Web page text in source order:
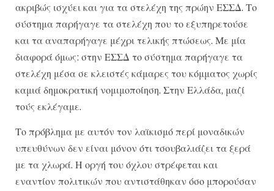
ακριβώς ισχύει και για τα στελέχη της πρώην ΕΣΣΔ. Το
σύστημα παρήγαγε τα στελέχη που το εξυπηρετούσε
και τα αναπαρήγαγε μέχρι τελικής πτώσεως. Με μία
διαφορά όμως: στην ΕΣΣΔ το σύστημα παρήγαγε τα
στελέχη μέσα σε κλειστές κάμαρες του κόμματος χωρίς
καμιά δημοκρατική νομιμοποίηση. Στην Ελλάδα, μαζί
τούς εκλέγαμε.
Το πρόβλημα με αυτόν τον λαϊκισμό περί μοναδικών
υπευθύνων δεν είναι μόνον ότι τσουβαλιάζει τα ξερά
με τα χλωρά. Η οργή του όχλου στρέφεται και
εναντίον πολιτικών που αντιστάθηκαν όσο μπορούσαν